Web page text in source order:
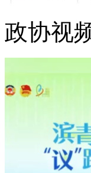
政协视